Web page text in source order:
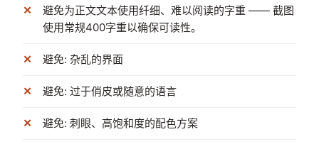
避免为正文文本使用纤细、难以阅读的字重 —— 截图
使用常规400字重以确保可读性。
避免: 杂乱的界面
避免: 过于俏皮或随意的语言
避免: 刺眼、高饱和度的配色方案